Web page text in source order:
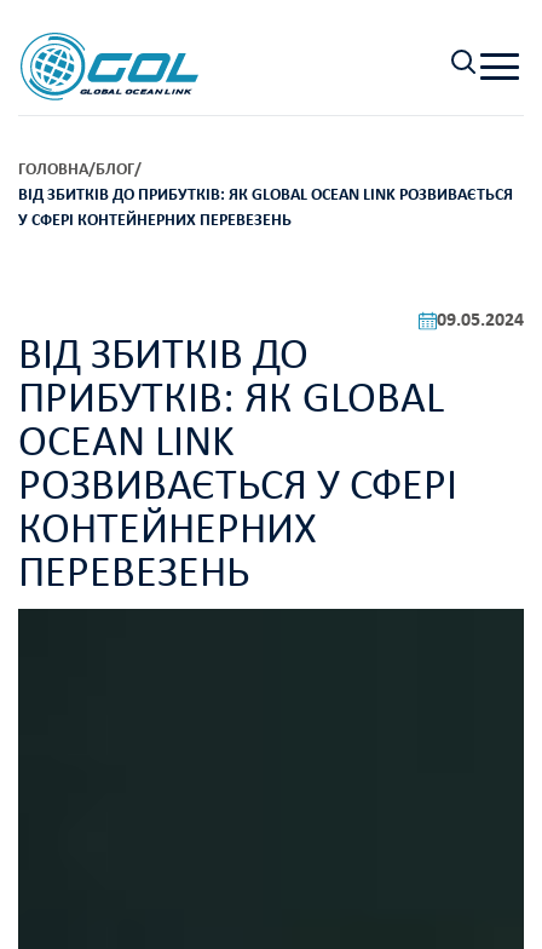
ГОЛОВНА/БЛОГ/
ВІД ЗБИТКІВ ДО ПРИБУТКІВ: ЯК GLOBAL OCEAN LINK РОЗВИВАЄТЬСЯ
У СФЕРІ КОНТЕЙНЕРНИХ ПЕРЕВЕЗЕНЬ
ВІД ЗБИТКІВ ДО
ПРИБУТКІВ: ЯК GLOBAL
OCEAN LINK
РОЗВИВАЄТЬСЯ У СФЕРІ
КОНТЕЙНЕРНИХ
ПЕРЕВЕЗЕНЬ
09.05.2024